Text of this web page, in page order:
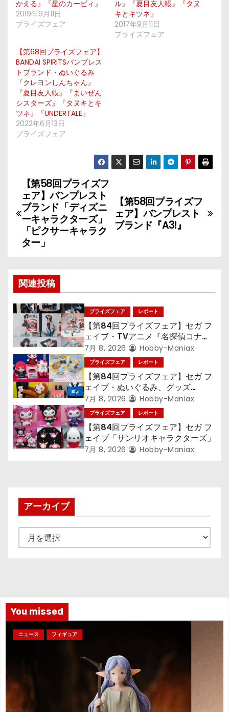
かえる』『星のカービィ』
2019年9月11日
プライズフェア
ル』『夏目友人帳』『タヌ
キとキツネ』
2017年9月11日
プライズフェア
【第68回プライズフェア】
BANDAI SPIRITSバンプレス
トブランド・ぬいぐるみ
『クレヨンしんちゃん』
『夏目友人帳』『まいぜん
シスターズ』『タヌキとキ
ツネ』『UNDERTALE』
2022年6月13日
プライズフェア
投
稿
ナ
ビ
ゲ
ー
シ
ョ
ン
【第58回プライズフ
ェア】バンプレスト
ブランド『A3!』
【第58回プライズフ
ェア】バンプレスト
ブランド「ディズニ
ーキャラクターズ」
「ピクサーキャラク
ター」
関連投稿
プライズフェア レポート
【第84回プライズフェア】セガ フ
ェイブ・TVアニメ『名探偵コナ
ン』TVアニメ『呪術廻戦』『〈物
語〉シリーズ』「初音ミク」
7月 8, 2026 Hobby-Maniax
プライズフェア レポート
【第84回プライズフェア】セガ フ
ェイブ・ぬいぐるみ、グッズ
『LiSA』『ミニオン』『おさるの
ジョージ』『ポケットモンスター』
7月 8, 2026 Hobby-Maniax
プライズフェア レポート
【第84回プライズフェア】セガ フ
ェイブ「サンリオキャラクターズ」
7月 8, 2026 Hobby-Maniax
アーカイブ
ー
You missed
ニュース フィギュア